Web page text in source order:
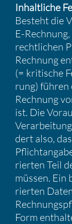
Inhalt­liche
Besteht die
E-
recht­li­chen
Rechnung
(= kriti­sche
rung) führen
Rechnung
ist. Die
dert also,
rierten Teil
müssen.
rierten
Form